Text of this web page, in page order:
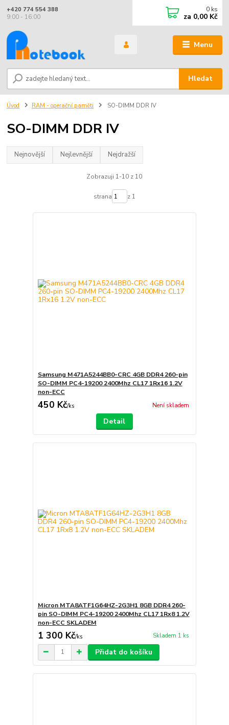
Menu
Hledat
+420 774 554 388
9:00 - 16:00
0 ks
za 0,00 Kč
Úvod RAM - operační paměti SO-DIMM DDR IV
SO-DIMM DDR IV
Nejnovější Nejlevnější Nejdražší
Zobrazuji 1-10 z 10
strana z 1
Samsung M471A5244BB0-CRC 4GB DDR4 260-pin
SO-DIMM PC4-19200 2400Mhz CL17 1Rx16 1.2V
non-ECC
450 Kč/ks Není skladem
Detail
Micron MTA8ATF1G64HZ-2G3H1 8GB DDR4 260-
pin SO-DIMM PC4-19200 2400Mhz CL17 1Rx8 1.2V
non-ECC SKLADEM
1 300 Kč/ks Skladem 1 ks
Přidat do košíku